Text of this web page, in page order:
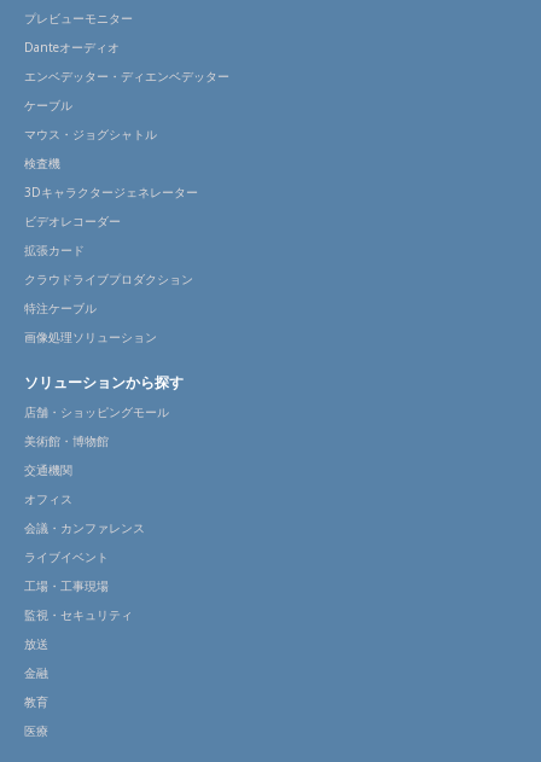
プレビューモニター
Danteオーディオ
エンベデッター・ディエンベデッター
ケーブル
マウス・ジョグシャトル
検査機
3Dキャラクタージェネレーター
ビデオレコーダー
拡張カード
クラウドライブプロダクション
特注ケーブル
画像処理ソリューション
ソリューションから探す
店舗・ショッピングモール
美術館・博物館
交通機関
オフィス
会議・カンファレンス
ライブイベント
工場・工事現場
監視・セキュリティ
放送
金融
教育
医療